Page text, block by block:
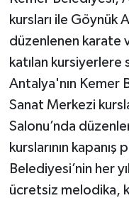
kursları ile Göynük
düzenlenen karate
katılan kursiyerlere
Antalya'nın Kemer
Sanat Merkezi
Salonu’nda
kurslarının
Belediyesi’nin her
ücretsiz melodika,
Siyaset
Sosyal medya
Spor
Teknoloji
Televizyon